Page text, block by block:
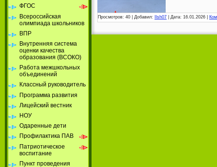
ФГОС
Всероссийская
олимпиада школьников
ВПР
Внутренняя система
оценки качества
образования (ВСОКО)
Работа межшкольных
объединений
Классный руководитель
Программа развития
Лицейский вестник
НОУ
Одаренные дети
Профилактика ПАВ
Патриотическое
воспитание
Пункт проведения
Просмотров: 40 Добавил: Ilsh07 Дата: 16.01.2026